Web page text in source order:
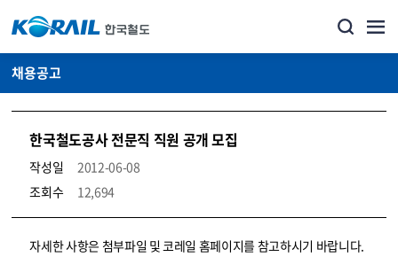
채용공고
한국철도공사 전문직 직원 공개 모집
작성일
2012-06-08
조회수
12,694
코레일소개_경영공시_채용공고 상세보기 – 내용, 파일, 담당자 연락처로 구성
자세한 사항은 첨부파일 및 코레일 홈페이지를 참고하시기 바랍니다.